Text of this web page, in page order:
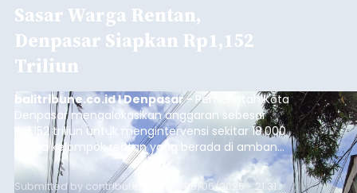
Sasar Warga Rentan,
Denpasar Siapkan Rp1,152
Triliun
balitribune.co.id I Denpasar - Pemerintah Kota
Denpasar mengalokasikan anggaran sebesar
Rp1,152 triliun untuk mengintervensi sekitar 18.000
warga kelompok rentan yang berada di ambang
garis kemiskinan. Langkah strategis ini diambil
guna menjaga masyarakat yang berada pada
Submitted by contributor Thu, 08/06/2026 - 21:31